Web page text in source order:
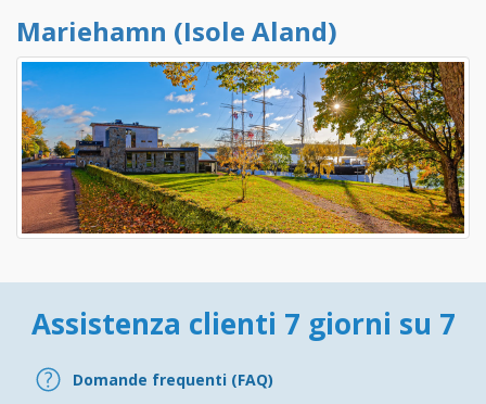
Mariehamn (Isole Aland)
Assistenza clienti 7 giorni su 7
Domande frequenti (FAQ)